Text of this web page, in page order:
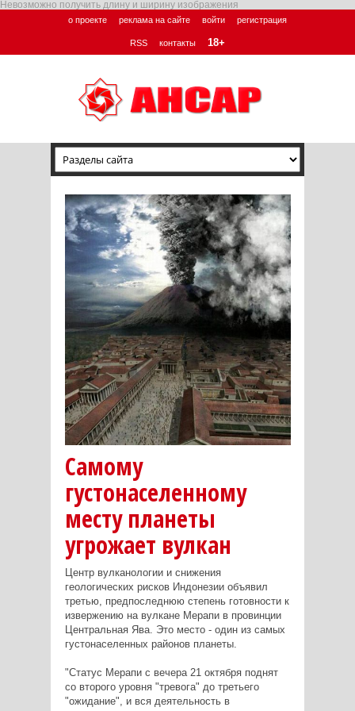
Невозможно получить длину и ширину изображения
о проекте реклама на сайте войти регистрация
RSS контакты 18+
Самому
густонаселенному
месту планеты
угрожает вулкан
Центр вулканологии и снижения
геологических рисков Индонезии объявил
третью, предпоследнюю степень готовности к
извержению на вулкане Мерапи в провинции
Центральная Ява. Это место - один из самых
густонаселенных районов планеты.
"Статус Мерапи с вечера 21 октября поднят
со второго уровня "тревога" до третьего
"ожидание", и вся деятельность в